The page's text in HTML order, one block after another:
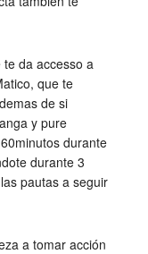
da accesso a
que te
de si
y pure
durante
durante 3
pautas a seguir
a tomar acción